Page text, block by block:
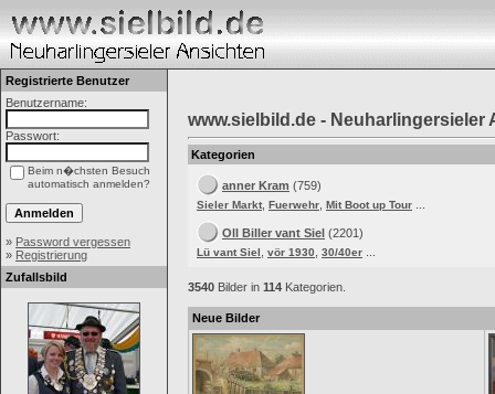
Registrierte Benutzer
Benutzername:
Passwort:
Beim n�chsten Besuch
automatisch anmelden?
» Password vergessen
» Registrierung
Zufallsbild
www.sielbild.de - Neuharlingersieler
Kategorien
anner Kram (759)
Sieler Markt Fuerwehr Mit Boot up Tour
Oll Biller vant Siel (2201)
Lü vant Siel vör 1930 30/40er
3540 Bilder in 114 Kategorien.
Neue Bilder